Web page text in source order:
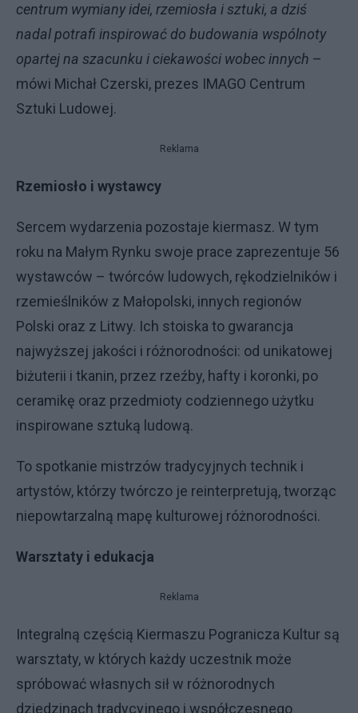
centrum wymiany idei, rzemiosła i sztuki, a dziś
nadal potrafi inspirować do budowania wspólnoty
opartej na szacunku i ciekawości wobec innych –
mówi Michał Czerski, prezes IMAGO Centrum
Sztuki Ludowej.
Reklama
Rzemiosło i wystawcy
Sercem wydarzenia pozostaje kiermasz. W tym
roku na Małym Rynku swoje prace zaprezentuje 56
wystawców – twórców ludowych, rękodzielników i
rzemieślników z Małopolski, innych regionów
Polski oraz z Litwy. Ich stoiska to gwarancja
najwyższej jakości i różnorodności: od unikatowej
biżuterii i tkanin, przez rzeźby, hafty i koronki, po
ceramikę oraz przedmioty codziennego użytku
inspirowane sztuką ludową.
To spotkanie mistrzów tradycyjnych technik i
artystów, którzy twórczo je reinterpretują, tworząc
niepowtarzalną mapę kulturowej różnorodności.
Warsztaty i edukacja
Reklama
Integralną częścią Kiermaszu Pogranicza Kultur są
warsztaty, w których każdy uczestnik może
spróbować własnych sił w różnorodnych
dziedzinach tradycyjnego i współczesnego